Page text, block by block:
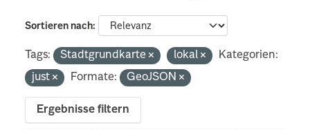
Sortieren nach
Tags: Stadtgrundkarte lokal
Kategorien:
just
Formate: GeoJSON
Ergebnisse filtern